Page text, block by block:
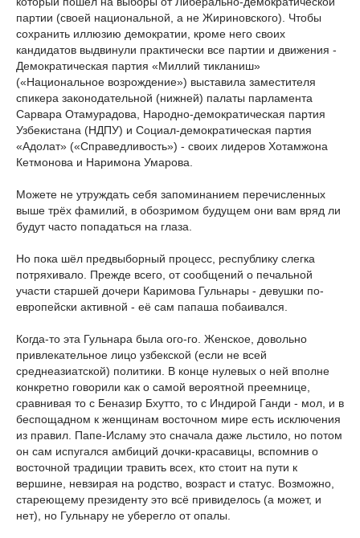
партии (своей национальной, а не Жириновского). Чтобы
сохранить иллюзию демократии, кроме него своих
кандидатов выдвинули практически все партии и движения -
Демократическая партия «Миллий тикланиш»
(«Национальное возрождение») выставила заместителя
спикера законодательной (нижней) палаты парламента
Сарвара Отамурадова, Народно-демократическая партия
Узбекистана (НДПУ) и Социал-демократическая партия
«Адолат» («Справедливость») - своих лидеров Хотамжона
Кетмонова и Наримона Умарова.
Можете не утруждать себя запоминанием перечисленных
выше трёх фамилий, в обозримом будущем они вам вряд ли
будут часто попадаться на глаза.
Но пока шёл предвыборный процесс, республику слегка
потряхивало. Прежде всего, от сообщений о печальной
участи старшей дочери Каримова Гульнары - девушки по-
европейски активной - её сам папаша побаивался.
Когда-то эта Гульнара была ого-го. Женское, довольно
привлекательное лицо узбекской (если не всей
среднеазиатской) политики. В конце нулевых о ней вполне
конкретно говорили как о самой вероятной преемнице,
сравнивая то с Беназир Бхутто, то с Индирой Ганди - мол, и в
беспощадном к женщинам восточном мире есть исключения
из правил. Папе-Исламу это сначала даже льстило, но потом
он сам испугался амбиций дочки-красавицы, вспомнив о
восточной традиции травить всех, кто стоит на пути к
вершине, невзирая на родство, возраст и статус. Возможно,
стареющему президенту это всё привиделось (а может, и
нет), но Гульнару не уберегло от опалы.